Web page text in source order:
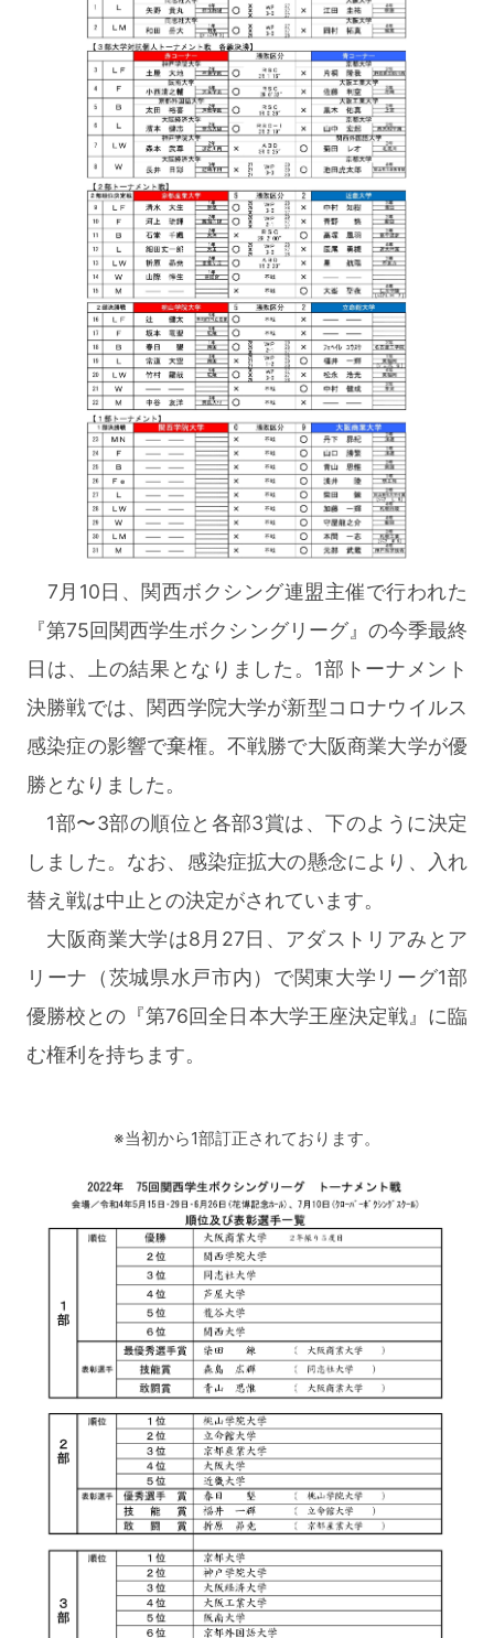
7月10日、関西ボクシング連盟主催で行われた
『第75回関西学生ボクシングリーグ』の今季最終
日は、上の結果となりました。1部トーナメント
決勝戦では、関西学院大学が新型コロナウイルス
感染症の影響で棄権。不戦勝で大阪商業大学が優
勝となりました。
1部〜3部の順位と各部3賞は、下のように決定
しました。なお、感染症拡大の懸念により、入れ
替え戦は中止との決定がされています。
大阪商業大学は8月27日、アダストリアみとア
リーナ（茨城県水戸市内）で関東大学リーグ1部
優勝校との『第76回全日本大学王座決定戦』に臨
む権利を持ちます。
※当初から1部訂正されております。